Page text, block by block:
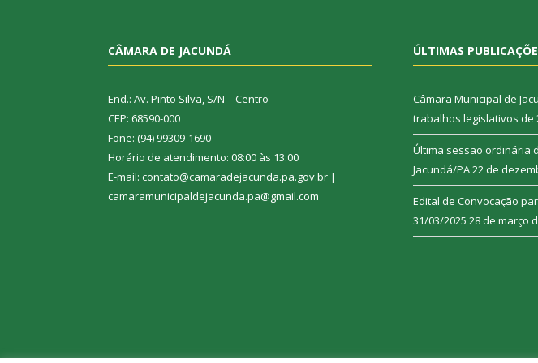
CÂMARA DE JACUNDÁ
End.: Av. Pinto Silva, S/N – Centro
CEP: 68590-000
Fone: (94) 99309-1690
Horário de atendimento: 08:00 às 13:00
E-mail: contato@camaradejacunda.pa.gov.br |
camaramunicipaldejacunda.pa@gmail.com
ÚLTIMAS
Câmara Municipal de
trabalhos legislativos de
Última sessão ordinária
Jacundá/PA22 de
Edital de Convocação
31/03/2025 28 de março